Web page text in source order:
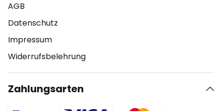
AGB
Datenschutz
Impressum
Widerrufsbelehrung
Zahlungsarten